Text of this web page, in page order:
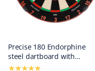
Precise 180 Endorphine
steel dartboard with
number ring - Inferno Red